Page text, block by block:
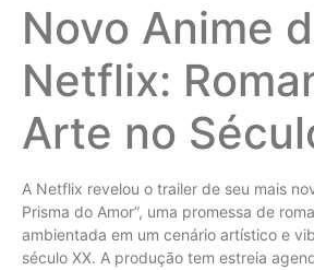
Novo Anime
Netflix:
Arte no
A Netflix revelou o trailer de seu mais
Prisma do Amor”, uma promessa de
ambientada em um cenário artístico e
século XX. A produção tem estreia